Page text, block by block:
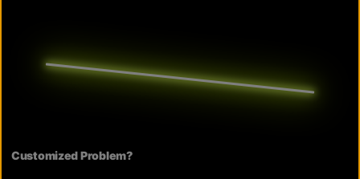
Customized Problem?